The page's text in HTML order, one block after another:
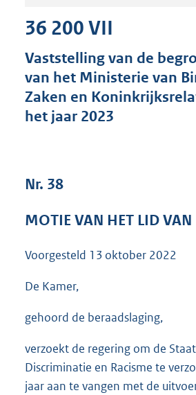
s
g
K
36 200 VII
Vaststelling van de
van het Ministerie van
Zaken en
het jaar 2023
Nr. 38
MOTIE VAN HET LID VAN
Voorgesteld 13 oktober 2022
De Kamer,
gehoord de beraadslaging,
verzoekt de regering om de
Discriminatie en Racisme te
jaar aan te vangen met de